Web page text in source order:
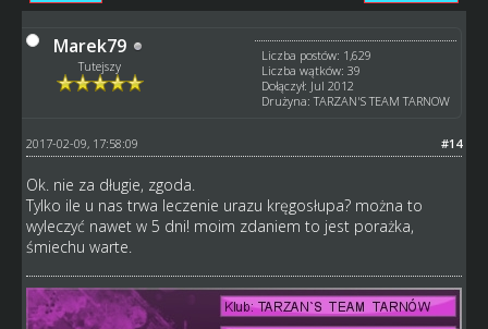
Marek79
Tutejszy
Liczba postów: 1,629
Liczba wątków: 39
Dołączył: Jul 2012
Drużyna: TARZAN'S TEAM TARNOW
#14
2017-02-09, 17:58:09
Ok. nie za długie, zgoda.
Tylko ile u nas trwa leczenie urazu kręgosłupa? można to
wyleczyć nawet w 5 dni! moim zdaniem to jest porażka,
śmiechu warte.